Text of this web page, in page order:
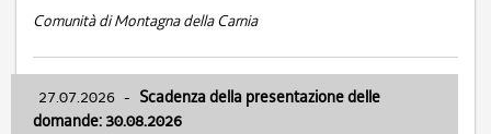
Comunità di Montagna della Carnia
27.07.2026 - Scadenza della presentazione delle
domande: 30.08.2026